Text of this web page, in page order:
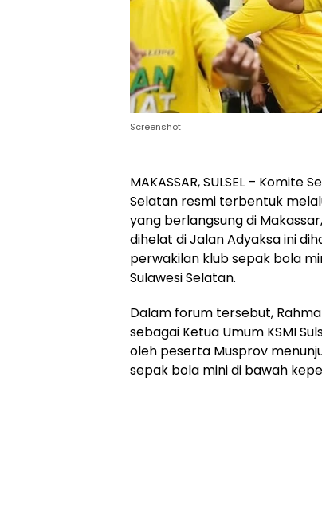
Screenshot
MAKASSAR, SULSEL – Komite
Selatan resmi terbentuk
yang berlangsung di
dihelat di Jalan Adyaksa ini
perwakilan klub sepak bola
Sulawesi Selatan.
Dalam forum tersebut,
sebagai Ketua Umum KSMI
oleh peserta Musprov
sepak bola mini di bawah